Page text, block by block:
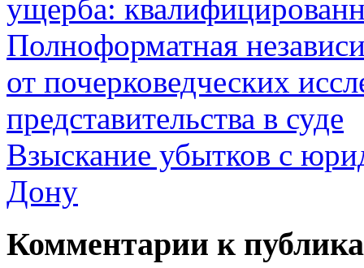
ущерба:
Полноформатная
от почерковедческих
представительства в суде
Взыскание убытков с
Дону
Комментарии к